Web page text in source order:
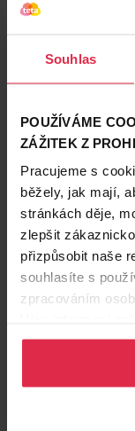
Souhlas
POUŽÍVÁME
ZÁŽITEK Z
Pracujeme s
běžely, jak mají,
stránkách děje,
zlepšit
přizpůsobit naše
souhlasíte s
zpracováním
osobních údajů.
Doplňkové
Zákazníci také